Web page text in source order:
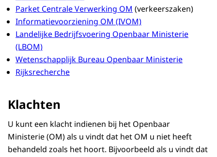
Parket Centrale Verwerking OM (verkeerszaken)
Informatievoorziening OM (IVOM)
Landelijke Bedrijfsvoering Openbaar Ministerie
(LBOM)
Wetenschapplijk Bureau Openbaar Ministerie
Rijksrecherche
Klachten
U kunt een klacht indienen bij het Openbaar
Ministerie (OM) als u vindt dat het OM u niet heeft
behandeld zoals het hoort. Bijvoorbeeld als u vindt dat